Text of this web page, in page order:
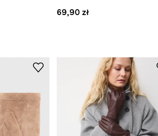
69,90 zł